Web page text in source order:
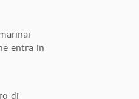
entra in
di